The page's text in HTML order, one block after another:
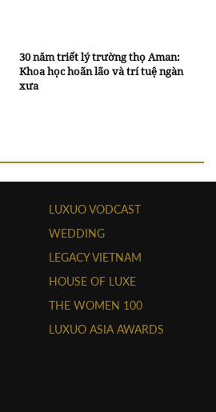
30 năm triết lý trường thọ Aman:
Khoa học hoãn lão và trí tuệ ngàn
xưa
LUXUO VODCAST
WEDDING
LEGACY VIETNAM
HOUSE OF LUXE
THE WOMEN 100
LUXUO ASIA AWARDS